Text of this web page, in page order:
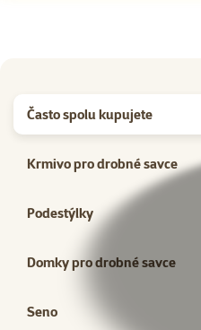
Často spolu kupujete
Krmivo pro drobné savce
Podestýlky
Domky pro drobné savce
Seno